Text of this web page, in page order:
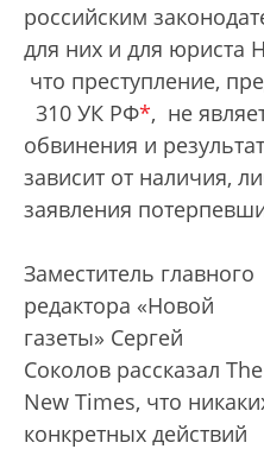
российским
для них и для юриста
что преступление,
310 УК РФ*, не
обвинения и
зависит от наличия,
заявления
Заместитель главного
редактора «Новой
газеты» Сергей
Соколов рассказал The
New Times, что
конкретных действий